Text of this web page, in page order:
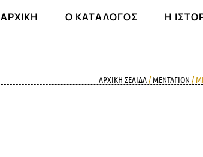
ΑΡΧΙΚΉ Ο ΚΑΤΆΛΟΓΟΣ Η
ΑΡΧΙΚΉ ΣΕΛΊΔΑ/ ΜΕΝΤΑΓΙΟΝ /